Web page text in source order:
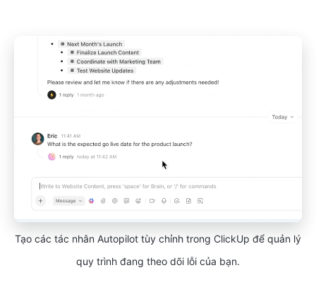
Tạo các tác nhân Autopilot tùy chỉnh trong ClickUp để quản lý
quy trình đang theo dõi lỗi của bạn.